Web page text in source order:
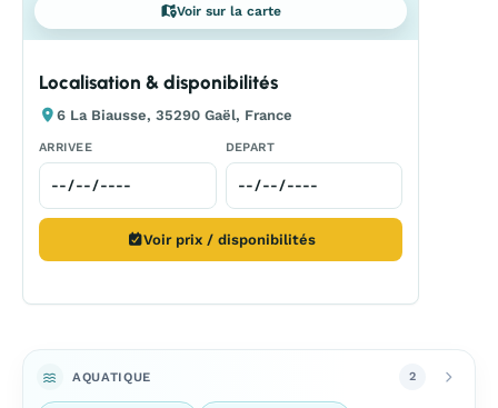
Voir sur la carte
Localisation & disponibilités
6 La Biausse, 35290 Gaël, France
ARRIVEE DEPART
Voir prix / disponibilités
AQUATIQUE 2